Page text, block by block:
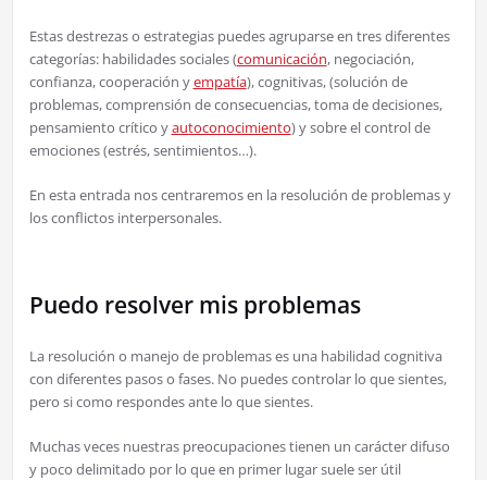
Estas destrezas o estrategias puedes agruparse en tres diferentes
categorías: habilidades sociales (comunicación, negociación,
confianza, cooperación yempatía), cognitivas, (solución de
problemas, comprensión de consecuencias, toma de decisiones,
pensamiento crítico yautoconocimiento) y sobre el control de
emociones (estrés, sentimientos…).
En esta entrada nos centraremos en la resolución de problemas y
los conflictos interpersonales.
Puedo resolver mis problemas
La resolución o manejo de problemas es una habilidad cognitiva
con diferentes pasos o fases. No puedes controlar lo que sientes,
pero si como respondes ante lo que sientes.
Muchas veces nuestras preocupaciones tienen un carácter difuso
y poco delimitado por lo que en primer lugar suele ser útil